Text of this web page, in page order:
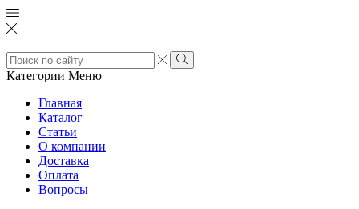
Search
input
Search
Категории Меню
Главная
Каталог
Статьи
О компании
Доставка
Оплата
Вопросы